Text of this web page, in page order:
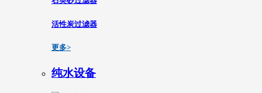
活性炭过滤器
更多>
纯水设备